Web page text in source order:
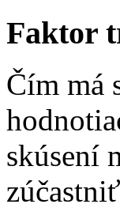
Faktor
Čím má
skúsení